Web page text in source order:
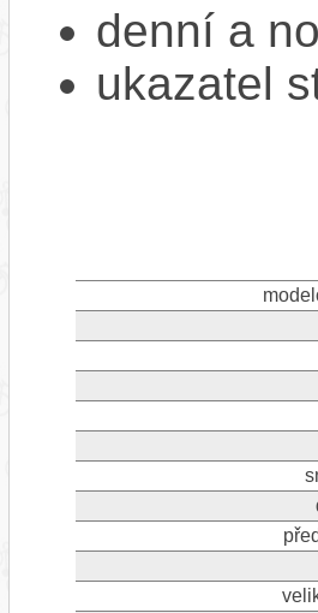
denní a
ukazatel